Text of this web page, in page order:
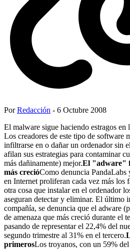
PorRedacción - 6 Octubre 2008
El malware sigue haciendo estragos en
Los creadores de este tipo de software
infiltrarse en o dañar un ordenador sin
afilan sus estrategias para contaminar
más dañinamente) mejor.El "adware"
más crecióComo denuncia
en Internet proliferan cada vez más los
otra cosa que instalar en el ordenador
aseguran detectar y eliminar. El último
compañía, se denuncia que el adware
de amenaza que más creció durante el
pasando de representar el 22,4% del
segundo trimestre al 31% en el tercero.
primerosLos troyanos, con un 59% del